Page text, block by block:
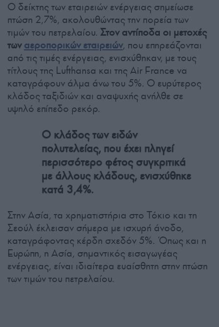
Ο δείκτης των εταιρειών ενέργειας σημείωσε
πτώση 2,7%, ακολουθώντας την πορεία των
τιμών του πετρελαίου. Στον αντίποδα οι μετοχές
τωναεροπορικών εταιρειών, που επηρεάζονται
από τις τιμές ενέργειας, ενισχύθηκαν, με τους
τίτλους της Lufthansa και της Air France να
καταγράφουν άλμα άνω του 5%. Ο ευρύτερος
κλάδος ταξιδιών και αναψυχής ανήλθε σε
υψηλό επίπεδο ρεκόρ.
Ο κλάδος των ειδών
πολυτελείας, που έχει πληγεί
περισσότερο φέτος συγκριτικά
με άλλους κλάδους, ενισχύθηκε
κατά 3,4%.
Στην Ασία, τα χρηματιστήρια στο Τόκιο και τη
Σεούλ έκλεισαν σήμερα με ισχυρή άνοδο,
καταγράφοντας κέρδη σχεδόν 5%. Όπως και η
Ευρώπη, η Ασία, σημαντικός εισαγωγέας
ενέργειας, είναι ιδιαίτερα ευαίσθητη στην πτώση
των τιμών του πετρελαίου.